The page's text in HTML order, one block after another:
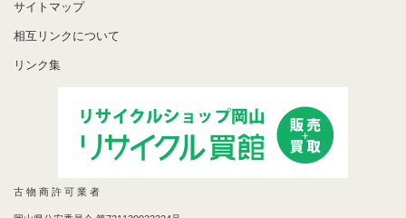
サイトマップ
相互リンクについて
リンク集
古 物 商 許 可 業 者